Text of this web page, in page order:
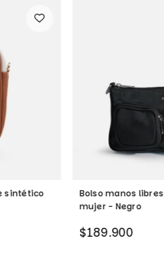
sintético
Bolso manos
mujer - Negro
Precio
$189.900